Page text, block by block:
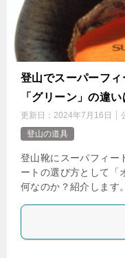
登山でスーパーフ
「グリーン」の違い
更新日： 2024年7月16日
登山の道具
登山靴にスーパフィー
ートの選び方として「
何なのか？紹介します。